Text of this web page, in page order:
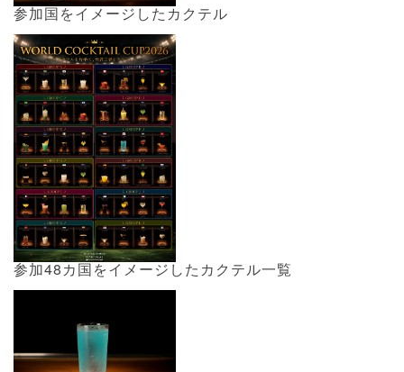
参加国をイメージしたカクテル
参加48カ国をイメージしたカクテル一覧